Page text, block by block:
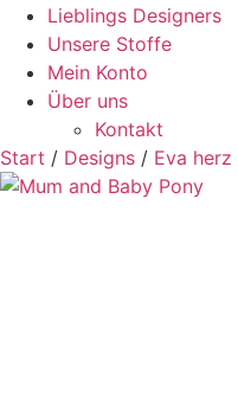
Lieblings Designers
Unsere Stoffe
Mein Konto
Über uns
Kontakt
Start / Designs / Eva herz